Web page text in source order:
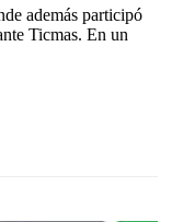
además participó
Ticmas. En un